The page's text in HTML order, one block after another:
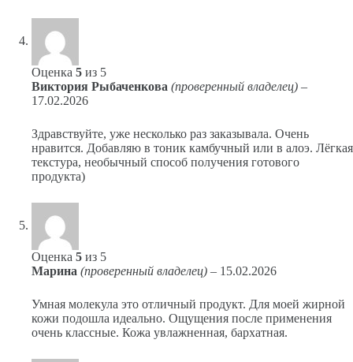
Оценка 5 из 5
Виктория Рыбаченкова (проверенный владелец) –
17.02.2026
Здравствуйте, уже несколько раз заказывала. Очень
нравится. Добавляю в тоник камбучный или в алоэ. Лёгкая
текстура, необычный способ получения готового
продукта)
Оценка 5 из 5
Марина (проверенный владелец) – 15.02.2026
Умная молекула это отличный продукт. Для моей жирной
кожи подошла идеально. Ощущения после применения
очень классные. Кожа увлажненная, бархатная.